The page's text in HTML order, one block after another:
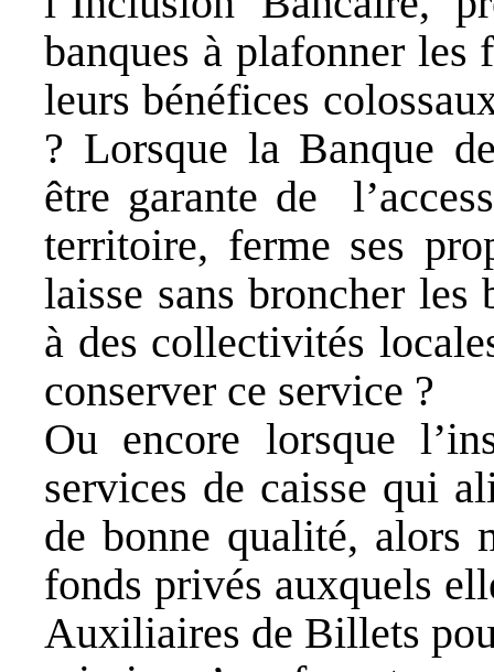
banques à plafonner les
leurs bénéfices
? Lorsque la Banque
être garante de
territoire, ferme ses
laisse sans broncher les
à des collectivités
conserver ce service ?
Ou encore lorsque
services de caisse qui
de bonne qualité, alors
fonds privés auxquels
Auxiliaires de Billets